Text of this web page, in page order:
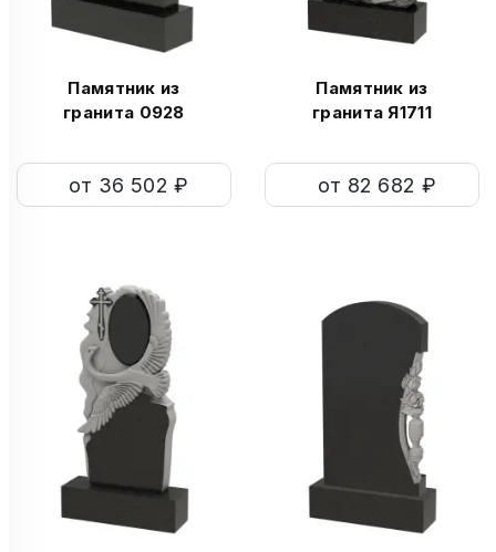
Памятник из
гранита 0928
от 36 502 ₽
Памятник из
гранита Я1711
от 82 682 ₽